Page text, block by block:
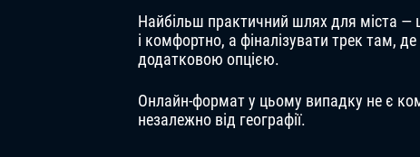
Найбільш практичний шлях для міста —
і комфортно, а фіналізувати трек там,
додатковою опцією.
Онлайн-формат у цьому випадку не є
незалежно від географії.